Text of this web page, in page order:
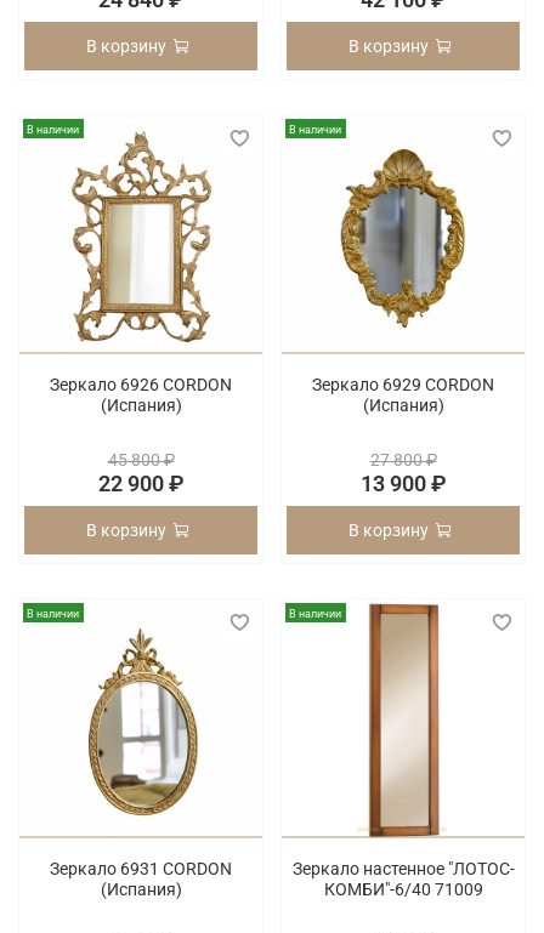
В корзину В корзину
В наличии
Зеркало 6926 CORDON
(Испания)
45 800 ₽
22 900 ₽
В корзину
В наличии
Зеркало 6929 CORDON
(Испания)
27 800 ₽
13 900 ₽
В корзину
В наличии
Зеркало 6931 CORDON
(Испания)
В наличии
Зеркало настенное "ЛОТОС-
КОМБИ"-6/40 71009